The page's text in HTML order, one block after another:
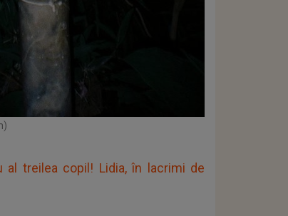
al treilea copil! Lidia, în lacrimi de